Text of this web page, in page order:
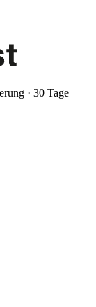
· 30 Tage